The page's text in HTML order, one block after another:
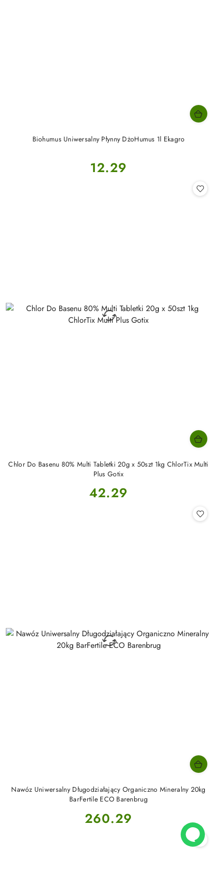
Biohumus Uniwersalny Płynny DżoHumus 1l Ekagro
Cena:
12.29
Chlor Do Basenu 80% Multi Tabletki 20g x 50szt 1kg ChlorTix Multi
Plus Gotix
Cena:
42.29
Nawóz Uniwersalny Długodziałający Organiczno Mineralny 20kg
BarFertile ECO Barenbrug
Cena:
260.29